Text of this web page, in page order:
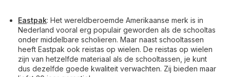
Eastpak: Het wereldberoemde Amerikaanse merk is in
Nederland vooral erg populair geworden als de schooltas
onder middelbare scholieren. Maar naast schooltassen
heeft Eastpak ook reistas op wielen. De reistas op wielen
zijn van hetzelfde materiaal als de schooltassen, je kunt
dus dezelfde goede kwaliteit verwachten. Zij bieden maar